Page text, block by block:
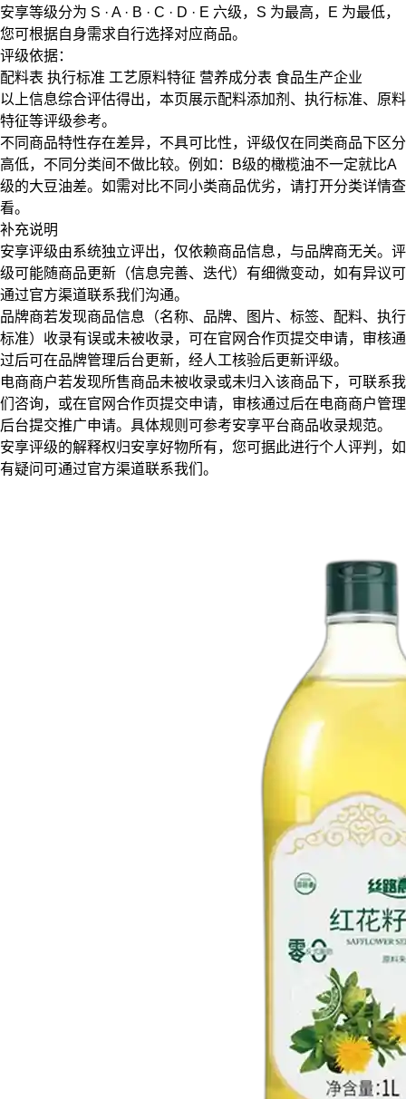
安享等级分为 S · A · B · C · D · E 六级， S 为最高， E 为最低，
您可根据自身需求自行选择对应商品。
评级依据：
配料表 执行标准 工艺原料特征 营养成分表 食品生产企业
以上信息综合评估得出，本页展示配料添加剂 、 执行标准、 原料
特征等评级参考。
不同商品特性存在差异，不具可比性，评级仅在 同类商品下区分
高低，不同分类间不做比较。例如：B级的橄榄油不一定就比A
级的大豆油差。如需对比不同小类商品优劣，请打开分类详情查
看。
补充说明
安享评级由系统独立评出，仅依赖商品信息， 与品牌商无关。评
级可能随商品更新（信息完善、迭代）有细微变动，如有异议可
通过官方渠道联系我们沟通。
品牌商若发现商品信息（名称、品牌、图片、标签、配料、执行
标准）收录有误或未被收录，可在官网合作页提交申请，审核通
过后可在品牌管理后台更新，经人工核验后更新评级。
电商商户若发现所售商品未被收录或未归入该商品下，可联系我
们咨询，或在官网合作页提交申请，审核通过后在电商商户管理
后台提交推广申请。具体规则可参考安享平台商品收录规范。
安享评级的解释权归安享好物所有，您可据此进行个人评判，如
有疑问可通过官方渠道联系我们。